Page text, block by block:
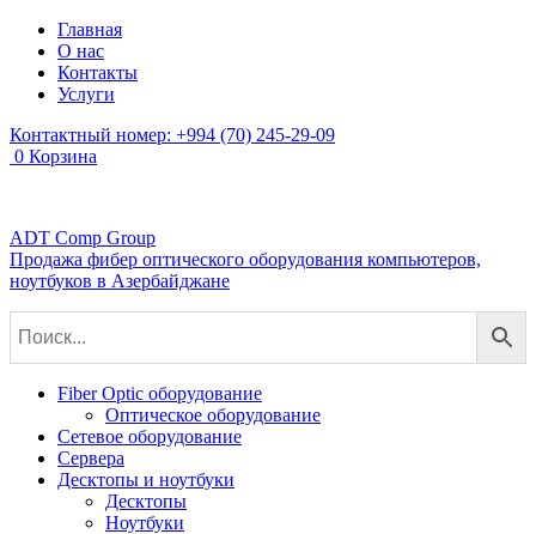
Главная
О нас
Контакты
Услуги
Контактный номер: +994 (70) 245-29-09
0 Корзина
ADT Comp Group
Продажа фибер оптического оборудования компьютеров,
ноутбуков в Азербайджане
Fiber Optic оборудование
Оптическое оборудование
Сетевое оборудование
Сервера
Десктопы и ноутбуки
Десктопы
Ноутбуки